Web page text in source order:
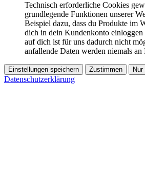
Technisch erforderliche Cookies
grundlegende Funktionen unserer
Beispiel dazu, dass du Produkte im
dich in dein Kundenkonto
auf dich ist für uns dadurch nicht
anfallende Daten werden niemals
Einstellungen speichern Zustimmen
Datenschutzerklärung